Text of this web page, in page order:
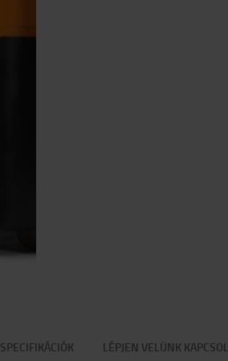
SPECIFIKÁCIÓK LÉPJEN VELÜNK